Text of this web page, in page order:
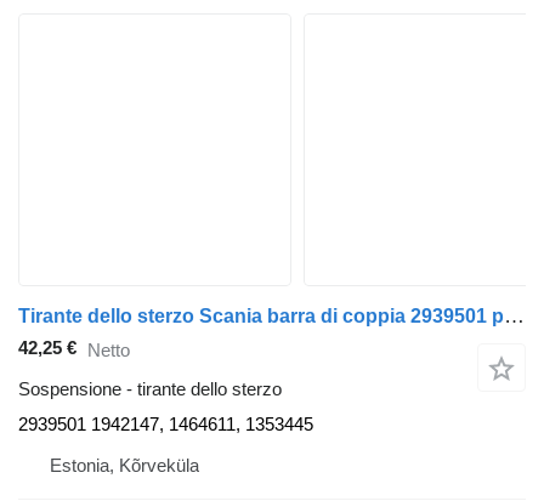
Tirante dello sterzo Scania barra di coppia 2939501 per trattore stradale Scania P230
42,25 € Netto
Sospensione - tirante dello sterzo
2939501 1942147, 1464611, 1353445
Estonia, Kõrveküla